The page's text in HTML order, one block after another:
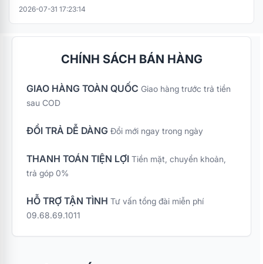
2026-07-31 17:23:14
CHÍNH SÁCH BÁN HÀNG
GIAO HÀNG TOÀN QUỐC Giao hàng trước trả tiền
sau COD
ĐỔI TRẢ DỄ DÀNG Đổi mới ngay trong ngày
THANH TOÁN TIỆN LỢI Tiền mặt, chuyển khoản,
trả góp 0%
HỖ TRỢ TẬN TÌNH Tư vấn tổng đài miễn phí
09.68.69.1011